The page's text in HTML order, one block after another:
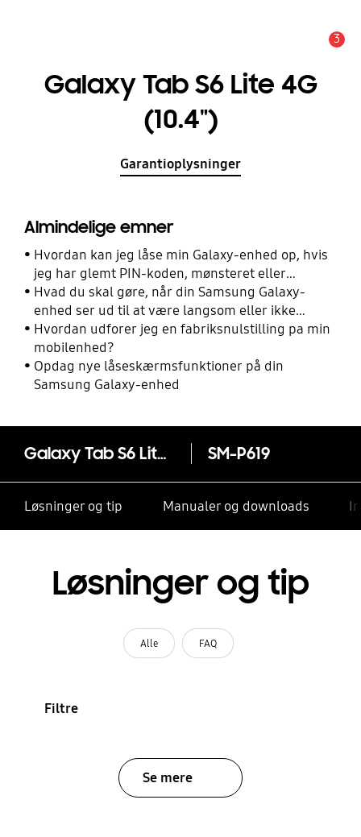
3
Galaxy Tab S6 Lite 4G
(10.4")
Garantioplysninger
Almindelige emner
Hvordan kan jeg låse min Galaxy-enhed op, hvis
jeg har glemt PIN-koden, mønsteret eller
adgangskoden?
Hvad du skal gøre, når din Samsung Galaxy-
enhed ser ud til at være langsom eller ikke
reagerer
Hvordan udforer jeg en fabriksnulstilling pa min
mobilenhed?
Opdag nye låseskærmsfunktioner på din
Samsung Galaxy-enhed
Galaxy Tab S6 Lite 4G (10.4") SM-P619
Løsninger og tip Manualer og downloads
Løsninger og tip
Alle FAQ
Filtre
Se mere